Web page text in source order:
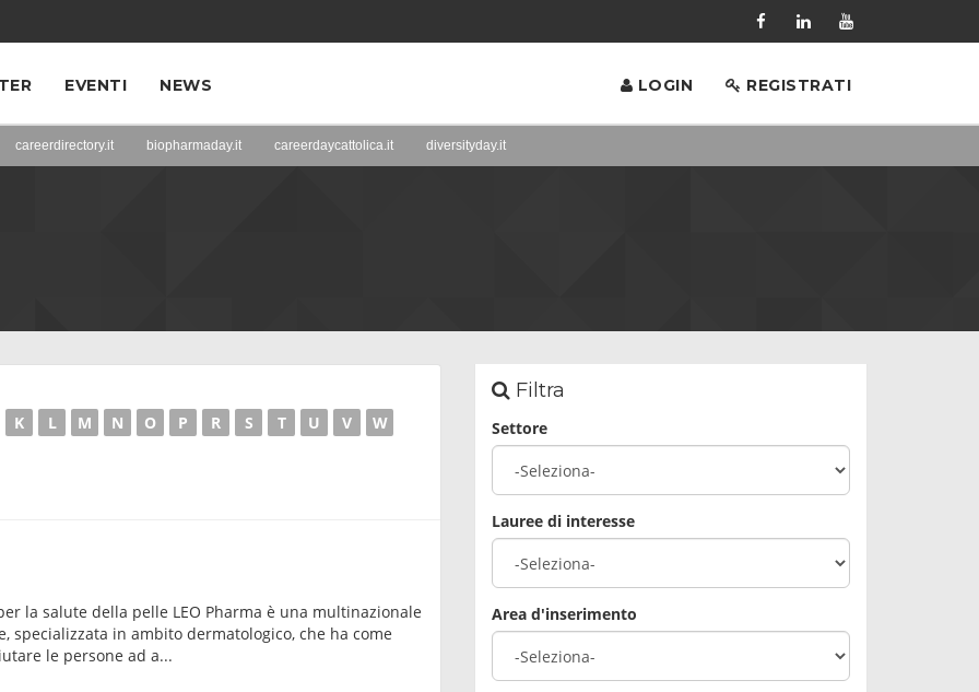
EVENTI NEWS LOGIN REGISTRATI
careerdirectory.it biopharmaday.it careerdaycattolica.it diversityday.it
K L M N O P R S T U V W
la salute della pelle LEO Pharma è una multinazionale
specializzata in ambito dermatologico, che ha come
le persone ad a...
Filtra
Settore
Lauree di interesse
Area d'inserimento